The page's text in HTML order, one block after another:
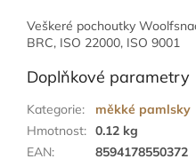
Veškeré pochoutky
BRC, ISO 22000, ISO 9001
Doplňkové parametry
Kategorie:
měkké pamlsky
Hmotnost: 0.12 kg
EAN: 8594178550372